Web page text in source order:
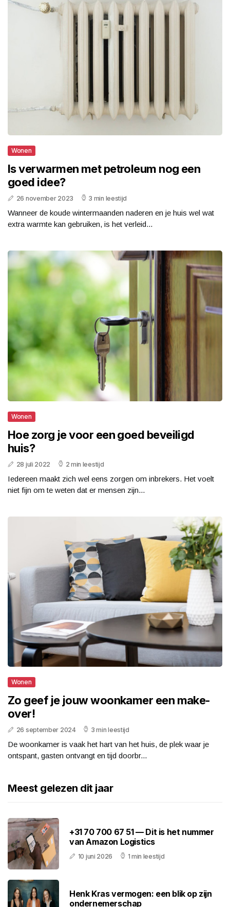
Wonen
Is verwarmen met petroleum nog een
goed idee?
26 november 2023 3 min leestijd
Wanneer de koude wintermaanden naderen en je huis wel wat
extra warmte kan gebruiken, is het verleid...
Wonen
Hoe zorg je voor een goed beveiligd
huis?
28 juli 2022 2 min leestijd
Iedereen maakt zich wel eens zorgen om inbrekers. Het voelt
niet fijn om te weten dat er mensen zijn...
Wonen
Zo geef je jouw woonkamer een make-
over!
26 september 2024 3 min leestijd
De woonkamer is vaak het hart van het huis, de plek waar je
ontspant, gasten ontvangt en tijd doorbr...
Meest gelezen dit jaar
+31 70 700 67 51 — Dit is het nummer
van Amazon Logistics
10 juni 2026 1 min leestijd
Henk Kras vermogen: een blik op zijn
ondernemerschap